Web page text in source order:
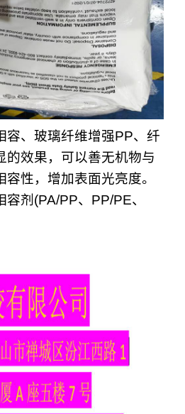
容、玻璃纤维增强PP、纤
的效果，可以善无机物与
性，增加表面光亮度。
剂(PA/PP、PP/PE、